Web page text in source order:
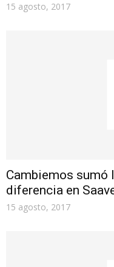
15 agosto, 2017
Cambiemos sumó
diferencia en
15 agosto, 2017